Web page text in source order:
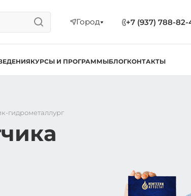
Город +7 (937) 788-82-
КУРСЫ И ПРОГРАММЫБЛОГКОНТАКТЫ
гидрометаллург